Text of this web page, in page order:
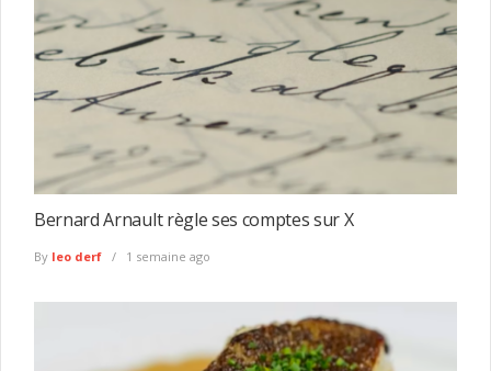
Bernard Arnault règle ses comptes sur X
By leo derf 1 semaine ago